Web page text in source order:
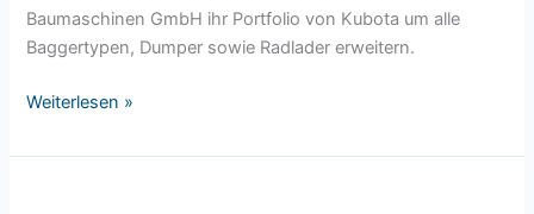
Baumaschinen GmbH ihr Portfolio von Kubota um alle
Baggertypen, Dumper sowie Radlader erweitern.
Weiterlesen »